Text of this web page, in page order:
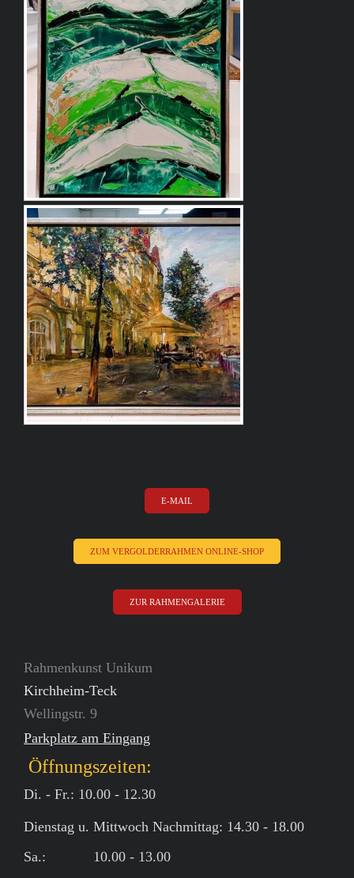
E-MAIL
ZUM VERGOLDERRAHMEN ONLINE-SHOP
ZUR RAHMENGALERIE
Rahmenkunst Unikum
Kirchheim-Teck
Wellingstr. 9
Parkplatz am Eingang
Öffnungszeiten:
Di. - Fr.: 10.00 - 12.30
Dienstag u. Mittwoch Nachmittag: 14.30 - 18.00
Sa.: 10.00 - 13.00